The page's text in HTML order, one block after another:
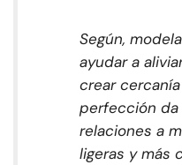
Según,
ayudar a
crear
perfección da
relaciones a
ligeras y más